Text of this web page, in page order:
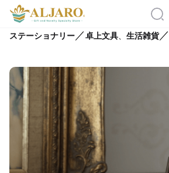
ステーショナリー／卓上文具 生活雑貨／